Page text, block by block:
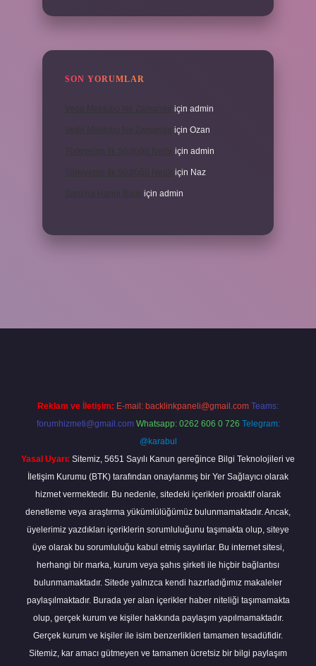
SON YORUMLAR
için admin
için Ozan
için admin
için Naz
için admin
Reklam ve İletişim: E-mail: backlinkpaneli@gmail.com Teams:
forumhizmeti@gmail.com Whatsapp: 0262 606 0 726 Telegram:
@karabul
Yasal Uyarı: Sitemiz, 5651 Sayılı Kanun gereğince Bilgi Teknolojileri ve
İletişim Kurumu (BTK) tarafından onaylanmış bir Yer Sağlayıcı olarak
hizmet vermektedir. Bu nedenle, sitedeki içerikleri proaktif olarak
denetleme veya araştırma yükümlülüğümüz bulunmamaktadır. Ancak,
üyelerimiz yazdıkları içeriklerin sorumluluğunu taşımakta olup, siteye
üye olarak bu sorumluluğu kabul etmiş sayılırlar. Bu internet sitesi,
herhangi bir marka, kurum veya şahıs şirketi ile hiçbir bağlantısı
bulunmamaktadır. Sitede yalnızca kendi hazırladığımız makaleler
paylaşılmaktadır. Burada yer alan içerikler haber niteliği taşımamakta
olup, gerçek kurum ve kişiler hakkında paylaşım yapılmamaktadır.
Gerçek kurum ve kişiler ile isim benzerlikleri tamamen tesadüfidir.
Sitemiz, kar amacı gütmeyen ve tamamen ücretsiz bir bilgi paylaşım